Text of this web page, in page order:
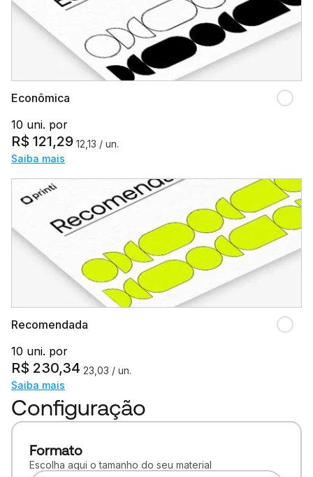
Econômica
10 uni. por
R$ 121,29 12,13 / un.
Saiba mais
Recomendada
10 uni. por
R$ 230,34 23,03 / un.
Saiba mais
Configuração
Formato
Escolha aqui o tamanho do seu material